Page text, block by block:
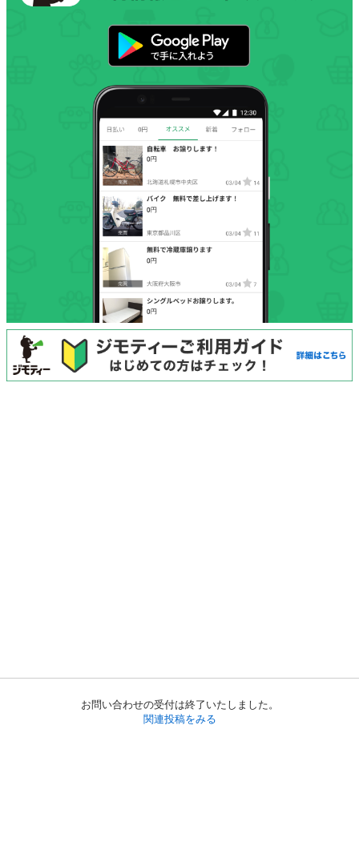
お問い合わせの受付は終了いたしました。
関連投稿をみる